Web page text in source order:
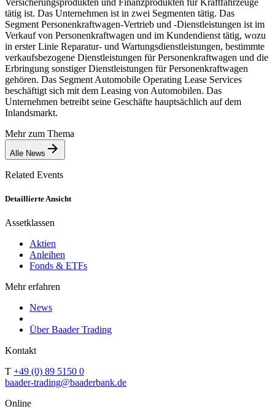
tätig ist. Das Unternehmen ist in zwei Segmenten tätig. Das
Segment Personenkraftwagen-Vertrieb und -Dienstleistungen ist im
Verkauf von Personenkraftwagen und im Kundendienst tätig, wozu
in erster Linie Reparatur- und Wartungsdienstleistungen, bestimmte
verkaufsbezogene Dienstleistungen für Personenkraftwagen und die
Erbringung sonstiger Dienstleistungen für Personenkraftwagen
gehören. Das Segment Automobile Operating Lease Services
beschäftigt sich mit dem Leasing von Automobilen. Das
Unternehmen betreibt seine Geschäfte hauptsächlich auf dem
Inlandsmarkt.
Mehr zum Thema
Alle News
Related Events
Detaillierte Ansicht
Assetklassen
Aktien
Anleihen
Fonds & ETFs
Mehr erfahren
News
Über Baader Trading
Kontakt
T +49 (0) 89 5150 0
baader-trading@baaderbank.de
Online